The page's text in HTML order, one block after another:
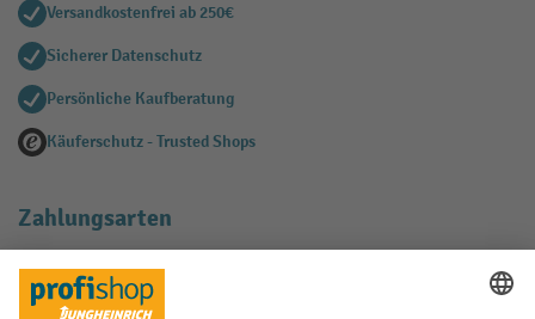
Versandkostenfrei ab 250€
Sicherer Datenschutz
Persönliche Kaufberatung
Käuferschutz - Trusted Shops
Zahlungsarten
Creditcard (Master)